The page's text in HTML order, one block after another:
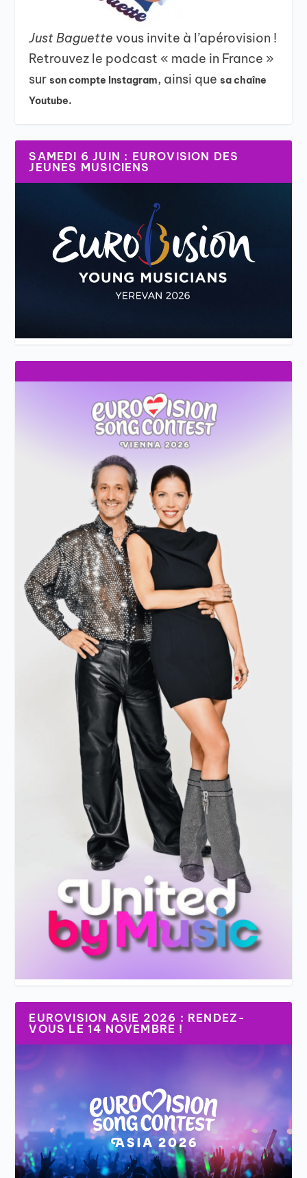
Just Baguettevous invite à l’apérovision !
Retrouvez le podcast « made in France »
surson compte Instagram, ainsi quesa chaîne
Youtube.
SAMEDI 6 JUIN : EUROVISION DES
JEUNES MUSICIENS
EUROVISION ASIE 2026 : RENDEZ-
VOUS LE 14 NOVEMBRE !